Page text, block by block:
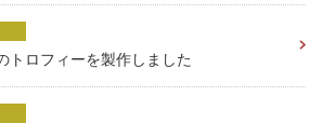
トロフィーを製作しました